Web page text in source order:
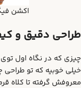
اکشن
طراحی دقیق و
چیزی که در نگاه اول
خیلی خوبیه که تو طراحی